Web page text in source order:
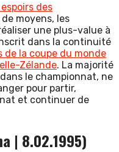
des
moyens, les
une plus-value à
dans la continuité
de la coupe du monde
Zélande. La majorité
le championnat, ne
pour partir,
et continuer de
| 8.02.1995)